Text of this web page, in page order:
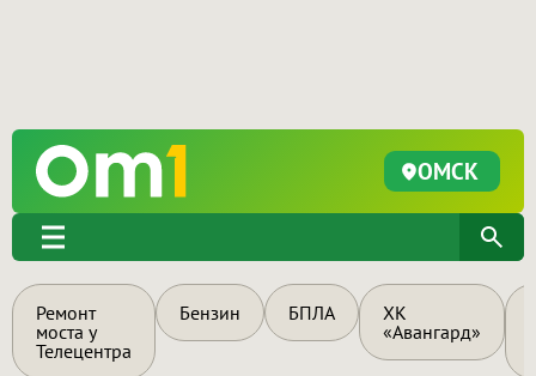
ОМСК
Ремонт
моста у
Телецентра
Бензин БПЛА
ХК
«Авангард»